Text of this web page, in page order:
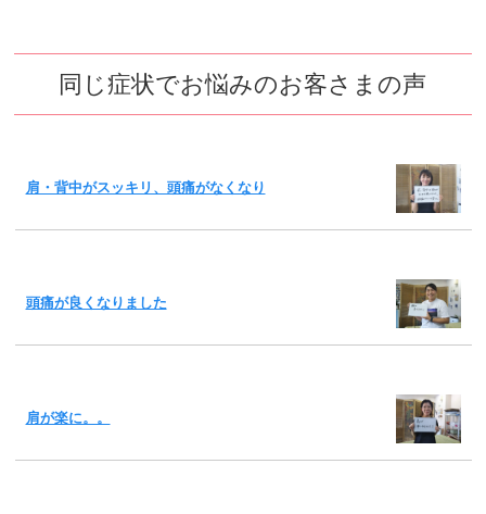
同じ症状でお悩みのお客さまの声
肩・背中がスッキリ、頭痛がなくなり
頭痛が良くなりました
肩が楽に。。